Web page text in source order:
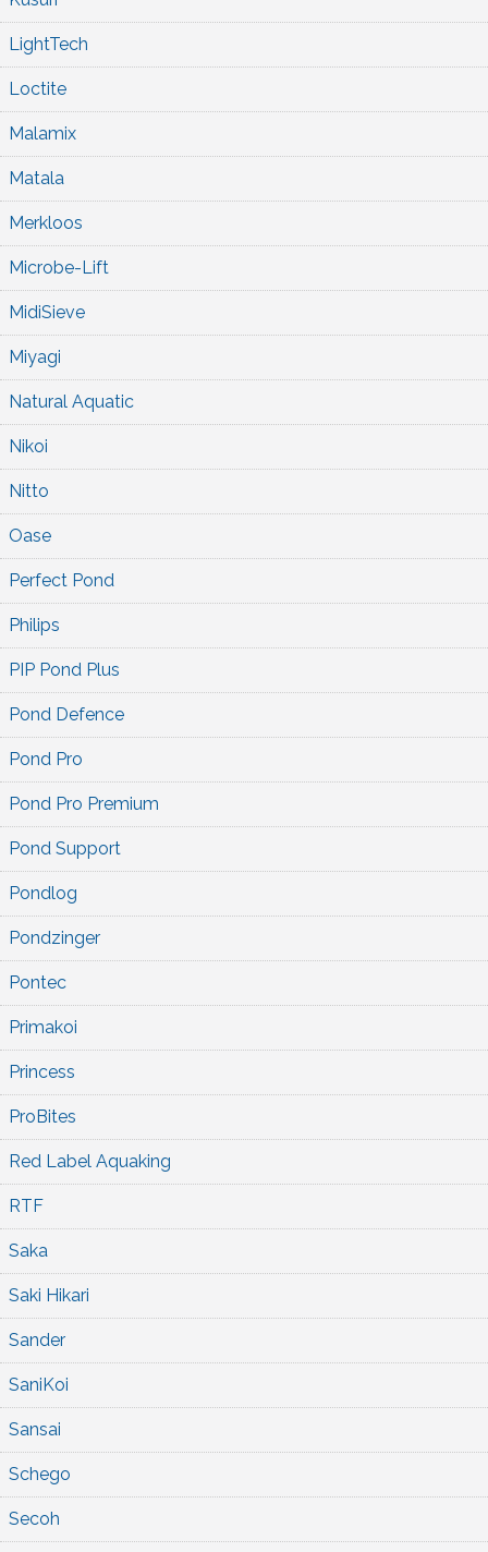
LightTech
Loctite
Malamix
Matala
Merkloos
Microbe-Lift
MidiSieve
Miyagi
Natural Aquatic
Nikoi
Nitto
Oase
Perfect Pond
Philips
PIP Pond Plus
Pond Defence
Pond Pro
Pond Pro Premium
Pond Support
Pondlog
Pondzinger
Pontec
Primakoi
Princess
ProBites
Red Label Aquaking
RTF
Saka
Saki Hikari
Sander
SaniKoi
Sansai
Schego
Secoh